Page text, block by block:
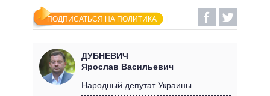
ЛЕНТА
СОБЫТИЯ
СТАТЬИ
МНЕНИЯ
ОБЗОРЫ
ПОЛИТИКА
ЭКОНОМИКА
МИР
ОБЕЩАНИЯ
ВСЕ ПОЛИТИКИ
ПРЕЗИДЕНТ И ОФИС
ИНФОГРАФИКА
ВИДЕО
ПОДПИСАТЬСЯ НА ПОЛИТИКА
ДУБНЕВИЧ
Ярослав Васильевич
Народный депутат Украины